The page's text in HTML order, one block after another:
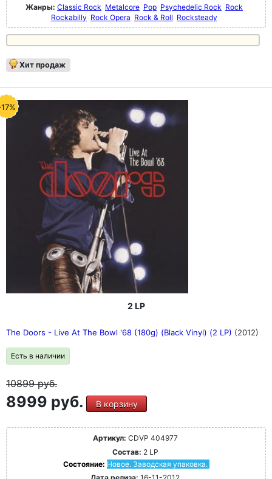
Жанры: Classic Rock Metalcore Pop Psychedelic Rock Rock
Rockabilly Rock Opera Rock & Roll Rocksteady
Хит продаж
2 LP
The Doors - Live At The Bowl '68 (180g) (Black Vinyl) (2 LP) (2012)
Есть в наличии
10899руб.
8999 руб. В корзину
Артикул: CDVP 404977
Состав: 2 LP
Состояние: Новое. Заводская упаковка.